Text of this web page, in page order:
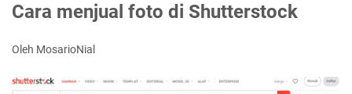
Cara menjual foto di Shutterstock
Oleh MosarioNial